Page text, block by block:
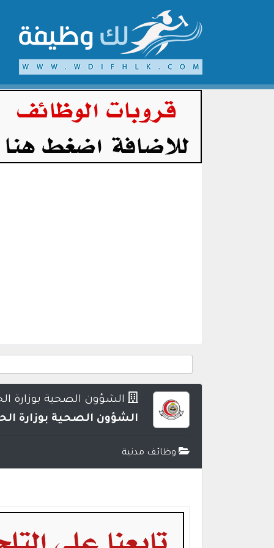
الشؤون الصحية بوزارة
الشؤون الصحية بوزارة
وظائف مدنية